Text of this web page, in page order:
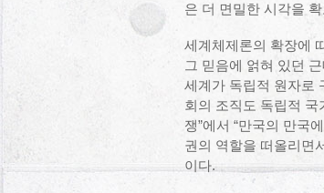
은 더 면밀한 시각을
세계체제론의 확장에
그 믿음에 얽혀 있던
세계가 독립적 원자로
회의 조직도 독립적 국
쟁”에서 “만국의 만국
권의 역할을 떠올리면
이다.